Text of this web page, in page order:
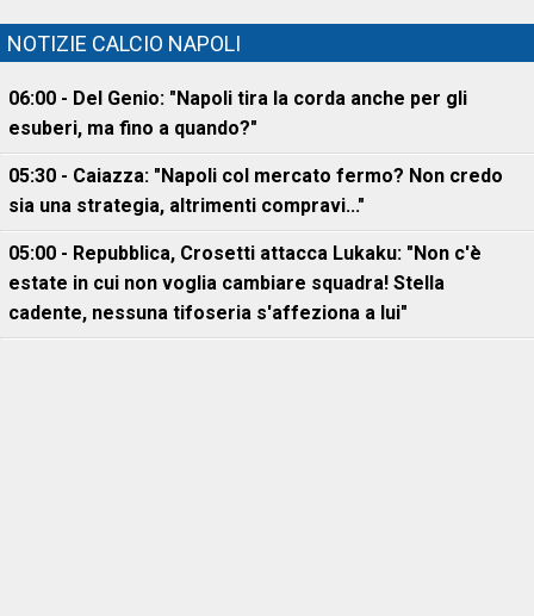
NOTIZIE CALCIO NAPOLI
06:00 - Del Genio: "Napoli tira la corda anche per gli
esuberi, ma fino a quando?"
05:30 - Caiazza: "Napoli col mercato fermo? Non credo
sia una strategia, altrimenti compravi..."
05:00 - Repubblica, Crosetti attacca Lukaku: "Non c'è
estate in cui non voglia cambiare squadra! Stella
cadente, nessuna tifoseria s'affeziona a lui"